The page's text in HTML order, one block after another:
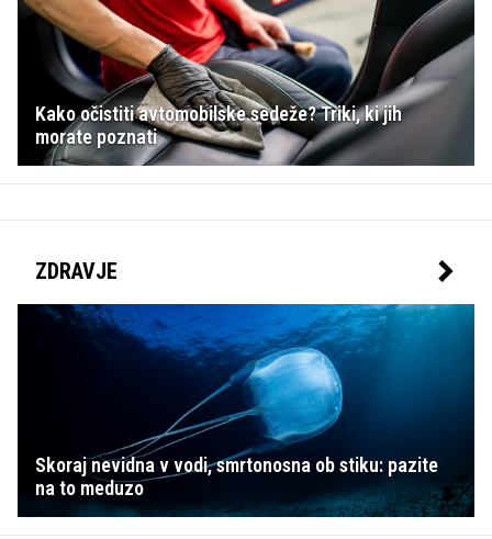
Kako očistiti avtomobilske sedeže? Triki, ki jih
morate poznati
ZDRAVJE
Skoraj nevidna v vodi, smrtonosna ob stiku: pazite
na to meduzo